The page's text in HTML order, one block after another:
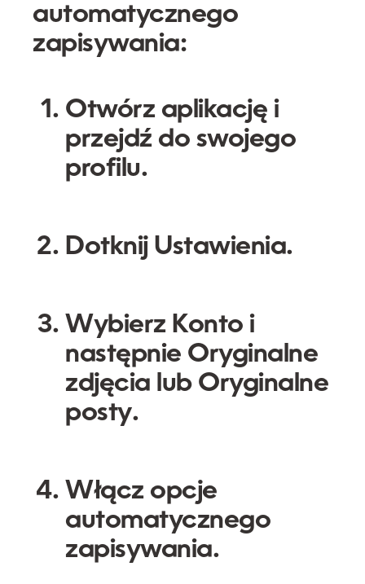
automatycznego
zapisywania:
Otwórz aplikację i
przejdź do swojego
profilu.
Dotknij Ustawienia.
Wybierz Konto i
następnie Oryginalne
zdjęcia lub Oryginalne
posty.
Włącz opcje
automatycznego
zapisywania.